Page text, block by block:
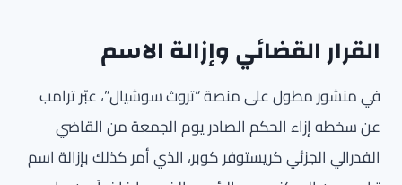
القرار القضائي وإزالة الاسم
في منشور مطول على منصة “تروث سوشيال”، عبّر ترامب
عن سخطه إزاء الحكم الصادر يوم الجمعة من القاضي
الفدرالي الجزئي كريستوفر كوبر، الذي أمر كذلك بإزالة اسم